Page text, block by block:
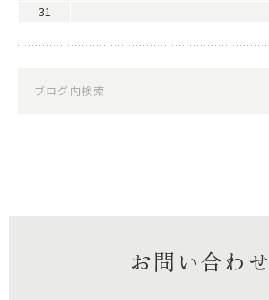
31
お問い合わせ